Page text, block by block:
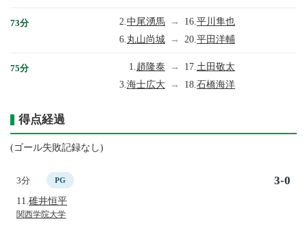
73分 2. 中尾湧馬 → 16. 平川隼也
6. 丸山尚城 → 20. 平田洋輔
75分 1. 趙隆泰 → 17. 土田敬太
3. 海士広大 → 18. 石橋海洋
得点経過
(ゴール失敗記録なし)
3分 PG
11. 碓井恒平
関西学院大学
3-0